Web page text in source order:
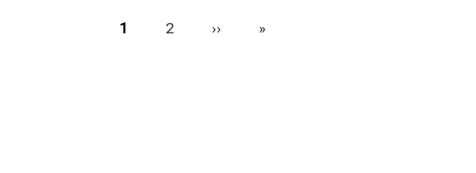
Pagination
1 2 ›› Next page
»